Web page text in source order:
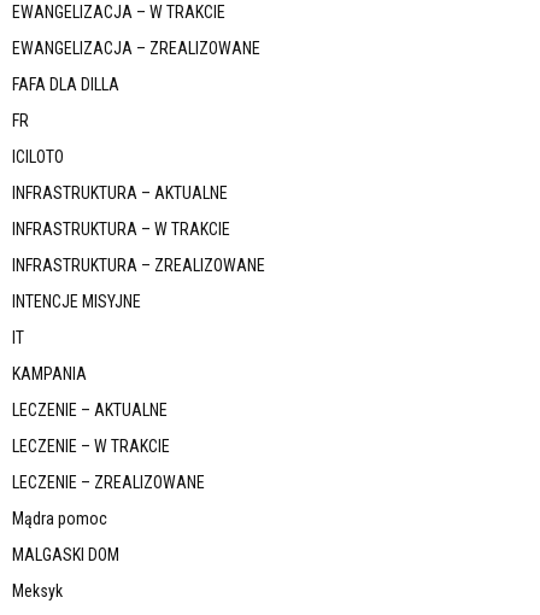
EWANGELIZACJA – W TRAKCIE
EWANGELIZACJA – ZREALIZOWANE
FAFA DLA DILLA
FR
ICILOTO
INFRASTRUKTURA – AKTUALNE
INFRASTRUKTURA – W TRAKCIE
INFRASTRUKTURA – ZREALIZOWANE
INTENCJE MISYJNE
IT
KAMPANIA
LECZENIE – AKTUALNE
LECZENIE – W TRAKCIE
LECZENIE – ZREALIZOWANE
Mądra pomoc
MALGASKI DOM
Meksyk